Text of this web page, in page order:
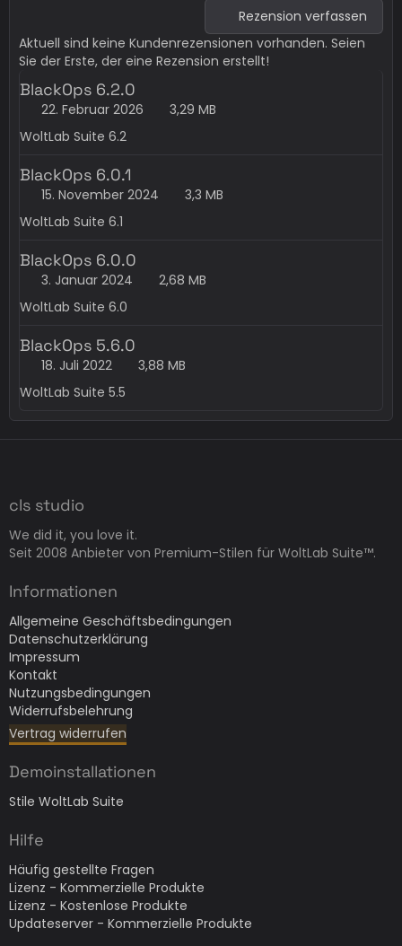
Rezension verfassen
Aktuell sind keine Kundenrezensionen vorhanden. Seien
Sie der Erste, der eine Rezension erstellt!
BlackOps 6.2.0
22. Februar 2026
3,29 MB
WoltLab Suite 6.2
BlackOps 6.0.1
15. November 2024
3,3 MB
WoltLab Suite 6.1
BlackOps 6.0.0
3. Januar 2024
2,68 MB
WoltLab Suite 6.0
BlackOps 5.6.0
18. Juli 2022
3,88 MB
WoltLab Suite 5.5
cls studio
We did it, you love it.
Seit 2008 Anbieter von Premium-Stilen für WoltLab Suite™.
Informationen
Allgemeine Geschäftsbedingungen
Datenschutzerklärung
Impressum
Kontakt
Nutzungsbedingungen
Widerrufsbelehrung
Vertrag widerrufen
Demoinstallationen
Stile WoltLab Suite
Hilfe
Häufig gestellte Fragen
Lizenz - Kommerzielle Produkte
Lizenz - Kostenlose Produkte
Updateserver - Kommerzielle Produkte